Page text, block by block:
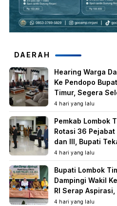
DAERAH
Hearing Warga
Ke Pendopo
Timur, Segera
Konflik Agraria Eks
Tanjung Kenanga
4 hari yang lalu
Pemkab Lombok
Rotasi 36 Pejabat
dan III, Bupati
Peningkatan
Pelayanan Publik
4 hari yang lalu
Bupati Lombok
Dampingi Wakil
RI Serap Aspirasi,
Program Strategis
4 hari yang lalu